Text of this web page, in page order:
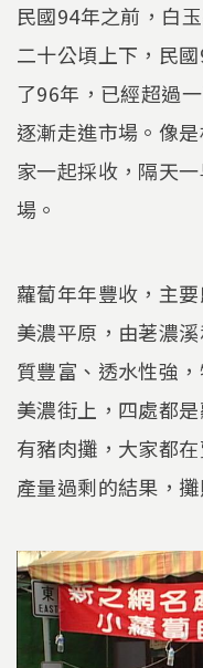
民國94年之前，白
二十公頃上下，民
了96年，已經超過
逐漸走進市場。像
家一起採收，隔天
場。
蘿蔔年年豐收，主
美濃平原，由荖濃
質豐富、透水性強
美濃街上，四處都
有豬肉攤，大家都
產量過剩的結果，